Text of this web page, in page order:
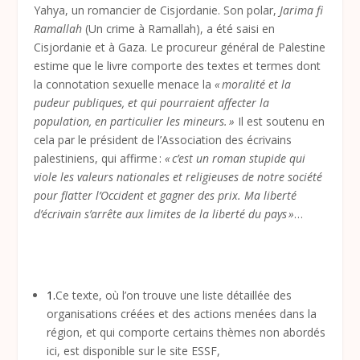
Yahya, un romancier de Cisjordanie. Son polar,Jarima fi
Ramallah (Un crime à Ramallah), a été saisi en
Cisjordanie et à Gaza. Le procureur général de Palestine
estime que le livre comporte des textes et termes dont
la connotation sexuelle menace la « moralité et la
pudeur publiques, et qui pourraient affecter la
population, en particulier les mineurs. » Il est soutenu en
cela par le président de l’Association des écrivains
palestiniens, qui affirme :« c’est un roman stupide qui
viole les valeurs nationales et religieuses de notre société
pour flatter l’Occident et gagner des prix. Ma liberté
d’écrivain s’arrête aux limites de la liberté du pays »…
1.Ce texte, où l’on trouve une liste détaillée des
organisations créées et des actions menées dans la
région, et qui comporte certains thèmes non abordés
ici, est disponible sur le site ESSF,